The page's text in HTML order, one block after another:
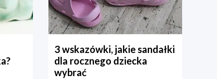
3 wskazówki, jakie sandałki
dla rocznego dziecka
wybrać